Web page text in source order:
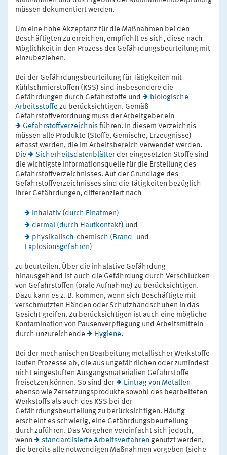
müssen dokumentiert werden.
Um eine hohe Akzeptanz für die Maßnahmen bei den
Beschäftigten zu erreichen, empfiehlt es sich, diese nach
Möglichkeit in den Prozess der Gefährdungsbeurteilung mit
einzubeziehen.
Bei der Gefährdungsbeurteilung für Tätigkeiten mit
Kühlschmierstoffen (KSS) sind insbesondere die
Gefährdungen durch Gefahrstoffe und
biologische
Arbeitsstoffe zu berücksichtigen. Gemäß
Gefahrstoffverordnung muss der Arbeitgeber ein
Gefahrstoffverzeichnis führen. In diesem Verzeichnis
müssen alle Produkte (Stoffe, Gemische, Erzeugnisse)
erfasst werden, die im Arbeitsbereich verwendet werden.
Die
Sicherheitsdatenblätter der eingesetzten Stoffe sind
die wichtigste Informationsquelle für die Erstellung des
Gefahrstoffverzeichnisses. Auf der Grundlage des
Gefahrstoffverzeichnisses sind die Tätigkeiten bezüglich
ihrer Gefährdungen, differenziert nach
inhalativ (durch Einatmen)
dermal (durch Hautkontakt) und
physikalisch-chemisch (Brand- und
Explosionsgefahren)
zu beurteilen. Über die inhalative Gefährdung
hinausgehend ist auch die Gefährdung durch Verschlucken
von Gefahrstoffen (orale Aufnahme) zu berücksichtigen.
Dazu kann es z. B. kommen, wenn sich Beschäftigte mit
verschmutzten Händen oder Schutzhandschuhen in das
Gesicht greifen. Zu berücksichtigen ist auch eine mögliche
Kontamination von Pausenverpflegung und Arbeitsmitteln
durch unzureichende
Hygiene.
Bei der mechanischen Bearbeitung metallischer Werkstoffe
laufen Prozesse ab, die aus ungefährlichen oder zumindest
nicht eingestuften Ausgangsmaterialien Gefahrstoffe
freisetzen können. So sind der
Eintrag von Metallen
ebenso wie Zersetzungsprodukte sowohl des bearbeiteten
Werkstoffs als auch des KSS bei der
Gefährdungsbeurteilung zu berücksichtigen. Häufig
erscheint es schwierig, eine Gefährdungsbeurteilung
durchzuführen. Das Vorgehen vereinfacht sich jedoch,
wenn
standardisierte Arbeitsverfahren genutzt werden,
die bereits alle notwendigen Maßnahmen vorgeben (siehe